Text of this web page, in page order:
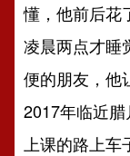
懂，他前后花
凌晨两点才睡
便的朋友，他
2017年临近
上课的路上